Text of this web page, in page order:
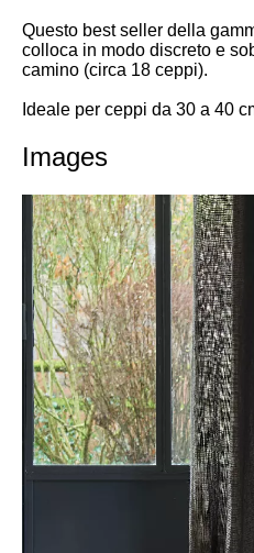
Questo best seller della
colloca in modo discreto e
camino (circa 18 ceppi).
Ideale per ceppi da 30 a 40
Images